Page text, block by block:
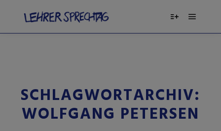
SCHLAGWORTARCHIV:
WOLFGANG PETERSEN